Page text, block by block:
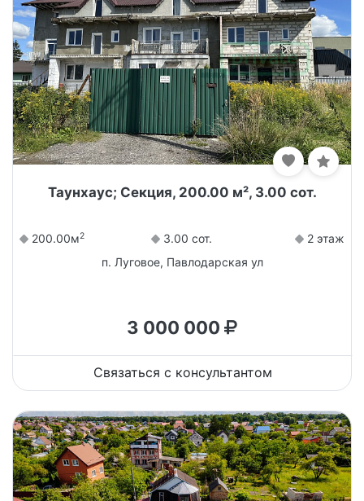
Таунхаус; Секция, 200.00 м², 3.00 сот.
200.00м2 3.00 сот.
2 этаж
п. Луговое, Павлодарская ул
3 000 000
Связаться с консультантом